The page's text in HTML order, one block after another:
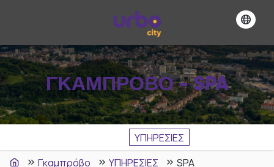
ΓΚΑΜΠΡΌΒΟ - SPA
ΥΠΗΡΕΣΙΕΣ
Γκαμπρόβο
ΥΠΗΡΕΣΙΕΣ SPA